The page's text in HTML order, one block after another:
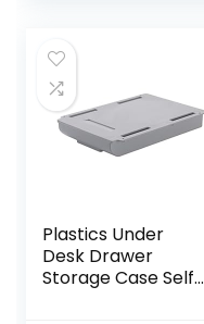
Plastics Under
Desk Drawer
Storage Case Self-